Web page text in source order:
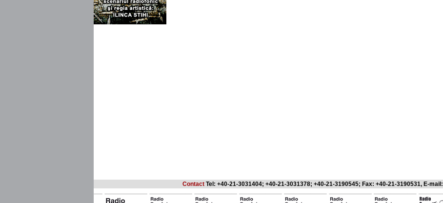
Contact Tel: +40-21-3031404; +40-21-3031378; +40-21-3190545; Fax: +40-21-3190531, E-mail: